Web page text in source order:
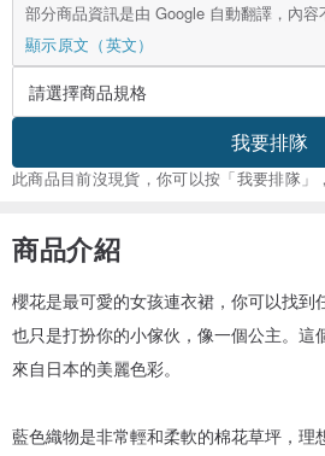
部分商品資訊是由 Google 自動翻譯，內容
顯示原文（英文）
我要排隊
此商品目前沒現貨，你可以按「我要排隊
商品介紹
櫻花是最可愛的女孩連衣裙，你可以找到
也只是打扮你的小傢伙，像一個公主。這
來自日本的美麗色彩。
藍色織物是非常輕和柔軟的棉花草坪，理